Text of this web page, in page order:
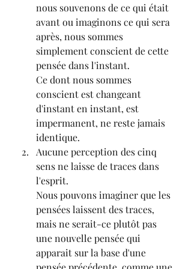
nous souvenons de ce qui était
avant ou imaginons ce qui sera
après, nous sommes
simplement conscient de cette
pensée dans l'instant.
Ce dont nous sommes
conscient est changeant
d'instant en instant, est
impermanent, ne reste jamais
identique.
Aucune perception des cinq
sens ne laisse de traces dans
l'esprit.
Nous pouvons imaginer que les
pensées laissent des traces,
mais ne serait-ce plutôt pas
une nouvelle pensée qui
apparait sur la base d'une